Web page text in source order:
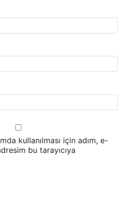
kullanılması için adım, e-
bu tarayıcıya